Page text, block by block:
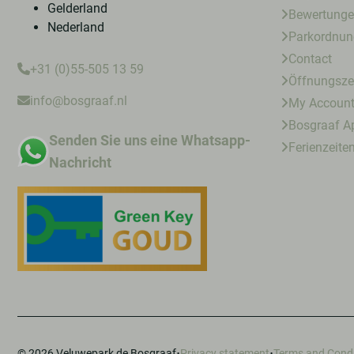
Gelderland
Nederland
+31 (0)55-505 13 59
info@bosgraaf.nl
Senden Sie uns eine Whatsapp-
Nachricht
Contact
My Account
Bosgraaf
Ferienzeiten